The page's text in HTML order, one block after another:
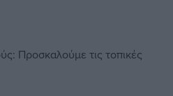
Προσκαλούμε τις τοπικές